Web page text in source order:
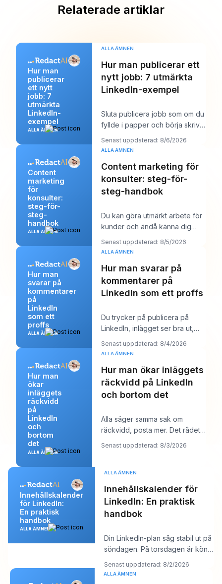
Relaterade artiklar
Hur man
publicerar
ett nytt
jobb: 7
utmärkta
LinkedIn-
exempel
ALLA ÄMNEN
ALLA ÄMNEN
Hur man publicerar ett
nytt jobb: 7 utmärkta
LinkedIn-exempel
Sluta publicera jobb som om du
fyllde i papper och börja skriva
dem som om du försökte vinna
över en
Senast uppdaterad: 8/6/2026
Content
marketing
för
konsulter:
steg-för-
steg-
handbok
ALLA ÄMNEN
ALLA ÄMNEN
Content marketing för
konsulter: steg-för-
steg-handbok
Du kan göra utmärkt arbete för
kunder och ändå känna dig
märkligt osynlig online. Arbetet
levereras,
Senast uppdaterad: 8/5/2026
Hur man
svarar på
kommentarer
på
LinkedIn
som ett
proffs
ALLA ÄMNEN
ALLA ÄMNEN
Hur man svarar på
kommentarer på
LinkedIn som ett proffs
Du trycker på publicera på
LinkedIn, inlägget ser bra ut,
och sedan börjar arbetet.
Några kommentare
Senast uppdaterad: 8/4/2026
Hur man
ökar
inläggets
räckvidd
på
LinkedIn
och
bortom
det
ALLA ÄMNEN
ALLA ÄMNEN
Hur man ökar inläggets
räckvidd på LinkedIn
och bortom det
Alla säger samma sak om
räckvidd, posta mer. Det rådet
låter produktivt, men det döljer
oftast kärnp
Senast uppdaterad: 8/3/2026
Innehållskalender
för LinkedIn:
En praktisk
handbok
ALLA ÄMNEN
ALLA ÄMNEN
Innehållskalender för
LinkedIn: En praktisk
handbok
Din LinkedIn-plan såg stabil ut på
söndagen. På torsdagen är kön
tom, kroken du gillade känns
platt,
Senast uppdaterad: 8/2/2026
ALLA ÄMNEN